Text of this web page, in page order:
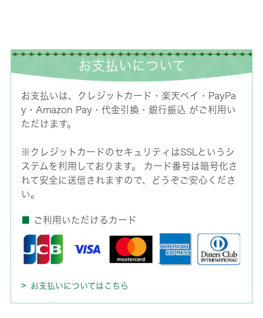
お支払いについて
お支払いは、クレジットカード・楽天ペイ・PayPa
y・Amazon Pay・代金引換・銀行振込 がご利用い
ただけます。
※クレジットカードのセキュリティはSSLというシ
ステムを利用しております。 カード番号は暗号化さ
れて安全に送信されますので、どうぞご安心くださ
い。
ご利用いただけるカード
お支払いについてはこちら